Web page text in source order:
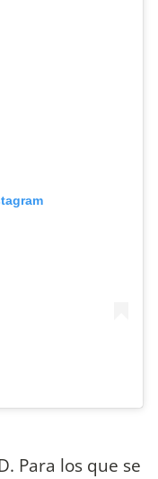
Para los que se